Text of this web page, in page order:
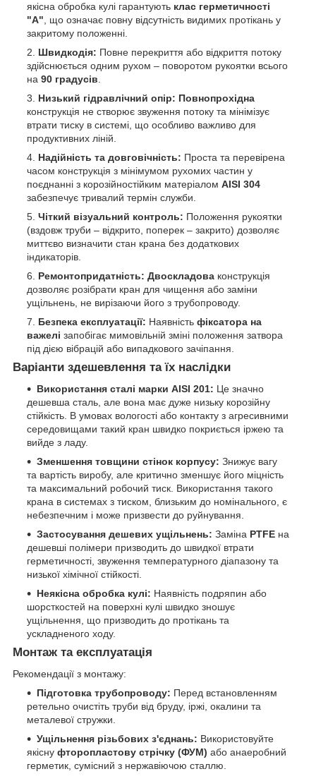
якісна обробка кулі гарантують клас герметичності
"А" , що означає повну відсутність видимих протікань у
закритому положенні.
Швидкодія: Повне перекриття або відкриття потоку
здійснюється одним рухом – поворотом рукоятки всього
на 90 градусів
Низький гідравлічний опір: Повнопрохідна
конструкція не створює звуження потоку та мінімізує
втрати тиску в системі, що особливо важливо для
продуктивних ліній.
Надійність та довговічність: Проста та перевірена
часом конструкція з мінімумом рухомих частин у
поєднанні з корозійностійким матеріалом AISI 304
забезпечує тривалий термін служби.
Чіткий візуальний контроль: Положення рукоятки
(вздовж труби – відкрито, поперек – закрито) дозволяє
миттєво визначити стан крана без додаткових
індикаторів.
Ремонтопридатність: Двоскладова конструкція
дозволяє розібрати кран для чищення або заміни
ущільнень, не вирізаючи його з трубопроводу.
Безпека експлуатації: Наявність фіксатора на
важелі запобігає мимовільній зміні положення затвора
під дією вібрацій або випадкового зачіпання.
Варіанти здешевлення та їх наслідки
Використання сталі марки AISI 201: Це значно
дешевша сталь, але вона має дуже низьку корозійну
стійкість. В умовах вологості або контакту з агресивними
середовищами такий кран швидко покриється іржею та
вийде з ладу.
Зменшення товщини стінок корпусу: Знижує вагу
та вартість виробу, але критично зменшує його міцність
та максимальний робочий тиск. Використання такого
крана в системах з тиском, близьким до номінального, є
небезпечним і може призвести до руйнування.
Застосування дешевих ущільнень: Заміна PTFE на
дешевші полімери призводить до швидкої втрати
герметичності, звуження температурного діапазону та
низької хімічної стійкості.
Неякісна обробка кулі: Наявність подряпин або
шорсткостей на поверхні кулі швидко зношує
ущільнення, що призводить до протікань та
ускладненого ходу.
Монтаж та експлуатація
Рекомендації з монтажу:
Підготовка трубопроводу: Перед встановленням
ретельно очистіть труби від бруду, іржі, окалини та
металевої стружки.
Ущільнення різьбових з'єднань: Використовуйте
якісну фторопластову стрічку (ФУМ) або анаеробний
герметик, сумісний з нержавіючою сталлю.